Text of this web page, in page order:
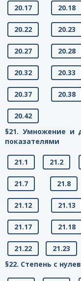
20.17 20.18
20.22 20.23
20.27 20.28
20.32 20.33
20.37 20.38
20.42
§21. Умножение и
показателями
21.1 21.2
21.7 21.8
21.12 21.13
21.17 21.18
21.22 21.23
§22. Степень с